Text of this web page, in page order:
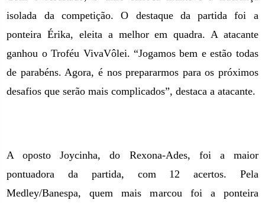
isolada da competição. O destaque da partida foi a
ponteira Érika, eleita a melhor em quadra. A atacante
ganhou o Troféu VivaVôlei. “Jogamos bem e estão todas
de parabéns. Agora, é nos prepararmos para os próximos
desafios que serão mais complicados”, destaca a atacante.
A oposto Joycinha, do Rexona-Ades, foi a maior
pontuadora da partida, com 12 acertos. Pela
Medley/Banespa, quem mais marcou foi a ponteira